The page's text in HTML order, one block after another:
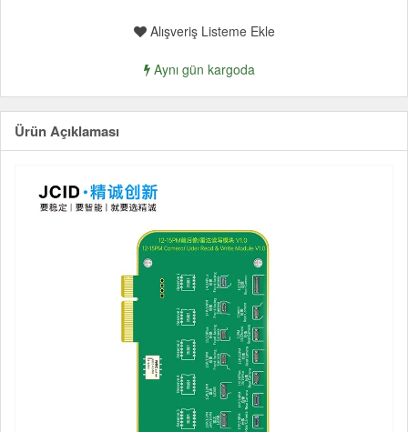
Alışveriş Listeme Ekle
Aynı gün kargoda
Ürün Açıklaması